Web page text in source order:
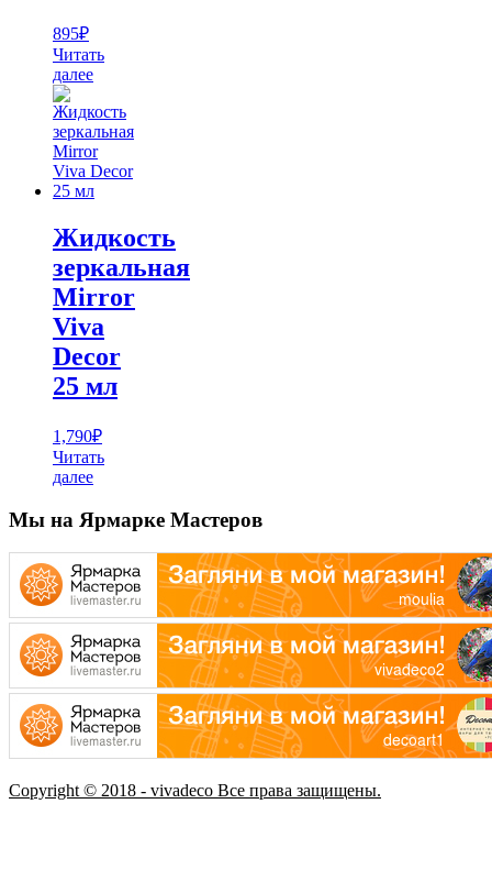
895₽
Читать
далее
Жидкость
зеркальная
Mirror
Viva
Decor
25 мл
1,790₽
Читать
далее
Мы на Ярмарке Мастеров
Copyright © 2018 - vivadeco Все права защищены.